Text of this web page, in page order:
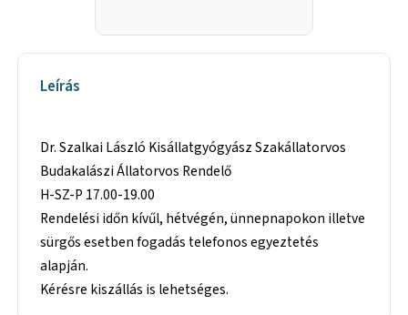
Leírás
Dr. Szalkai László Kisállatgyógyász Szakállatorvos
Budakalászi Állatorvos Rendelő
H-SZ-P 17.00-19.00
Rendelési időn kívűl, hétvégén, ünnepnapokon illetve
sürgős esetben fogadás telefonos egyeztetés
alapján.
Kérésre kiszállás is lehetséges.